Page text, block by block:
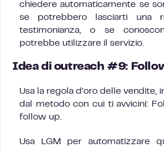
chiedere automaticamente se
se potrebbero lasciarti una
testimonianza, o se
potrebbe utilizzare il servizio.
Idea di outreach #9:
Usa la regola d’oro delle vendite,
dal metodo con cui ti avvicini:
follow up.
Usa LGM per automatizzare